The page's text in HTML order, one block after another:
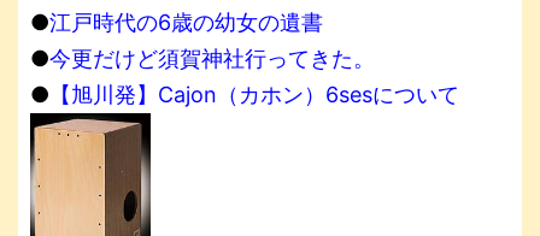
●江戸時代の6歳の幼女の遺書
●今更だけど須賀神社行ってきた。
● 【旭川発】Cajon（カホン）6sesについて